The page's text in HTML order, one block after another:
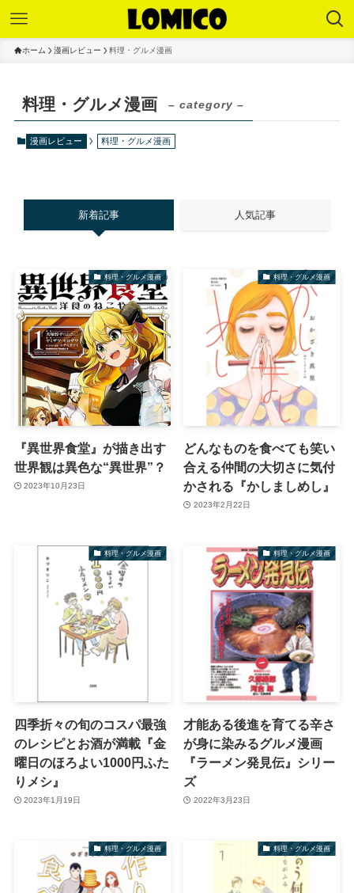
ホーム 漫画レビュー 料理・グルメ漫画
料理・グルメ漫画 – category –
漫画レビュー 料理・グルメ漫画
新着記事 人気記事
料理・グルメ漫画
『異世界食堂』が描き出す
世界観は異色な“異世界”？
2023年10月23日
料理・グルメ漫画
どんなものを食べても笑い
合える仲間の大切さに気付
かされる『かしましめし』
2023年2月22日
料理・グルメ漫画
四季折々の旬のコスパ最強
のレシピとお酒が満載『金
曜日のほろよい1000円ふた
りメシ』
2023年1月19日
料理・グルメ漫画
才能ある後進を育てる辛さ
が身に染みるグルメ漫画
『ラーメン発見伝』シリー
ズ
2022年3月23日
料理・グルメ漫画 料理・グルメ漫画